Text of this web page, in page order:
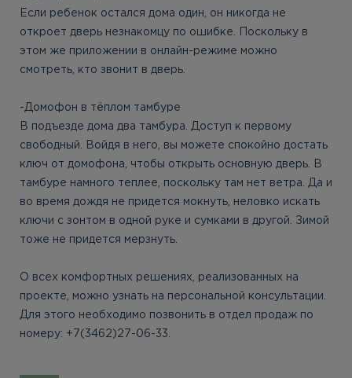
Если ребенок остался дома один, он никогда не
откроет дверь незнакомцу по ошибке. Поскольку в
этом же приложении в онлайн-режиме можно
смотреть, кто звонит в дверь.
-Домофон в тёплом тамбуре
В подъезде дома два тамбура. Доступ к первому
свободный. Войдя в него, вы можете спокойно достать
ключ от домофона, чтобы открыть основную дверь. В
тамбуре намного теплее, поскольку там нет ветра. Да и
во время дождя не придется мокнуть, неловко искать
ключи с зонтом в одной руке и сумками в другой. Зимой
тоже не придется мерзнуть.
О всех комфортных решениях, реализованных на
проекте, можно узнать на персональной консультации.
Для этого необходимо позвонить в отдел продаж по
номеру: +7(3462)27-06-33.